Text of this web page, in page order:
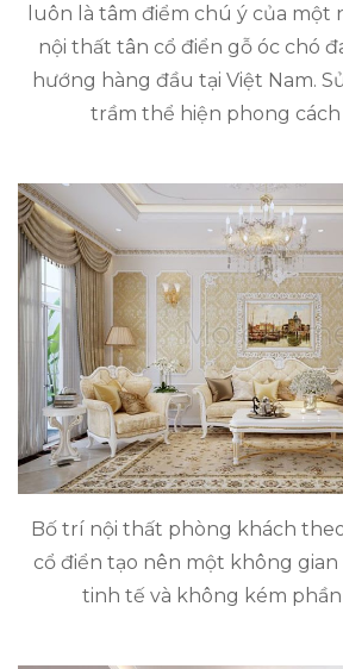
luôn là tâm điểm chú ý của một
nội thất tân cổ điển gỗ óc chó
hướng hàng đầu tại Việt Nam.
trầm thể hiện phong cách
Bố trí nội thất phòng khách
cổ điển tạo nên một không
tinh tế và không kém